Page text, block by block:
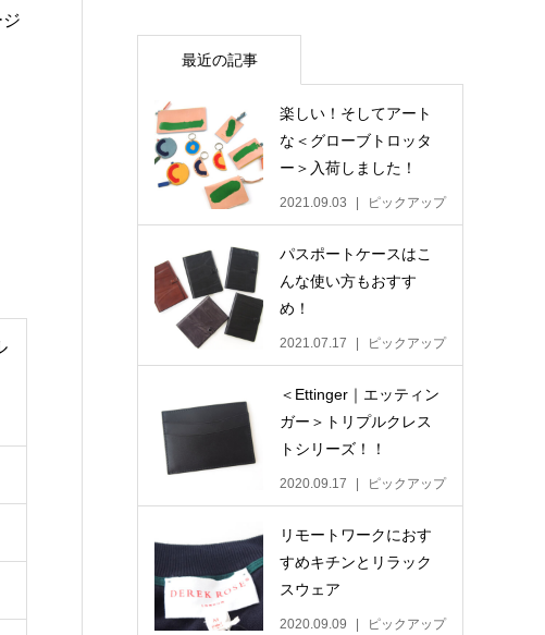
最近の記事
楽しい！そしてアート
な＜グローブトロッタ
ー＞入荷しました！
2021.09.03 ピックアップ
パスポートケースはこ
んな使い方もおすす
め！
2021.07.17 ピックアップ
＜Ettinger｜エッティン
ガー＞トリプルクレス
トシリーズ！！
2020.09.17 ピックアップ
リモートワークにおす
すめキチンとリラック
スウェア
2020.09.09 ピックアップ